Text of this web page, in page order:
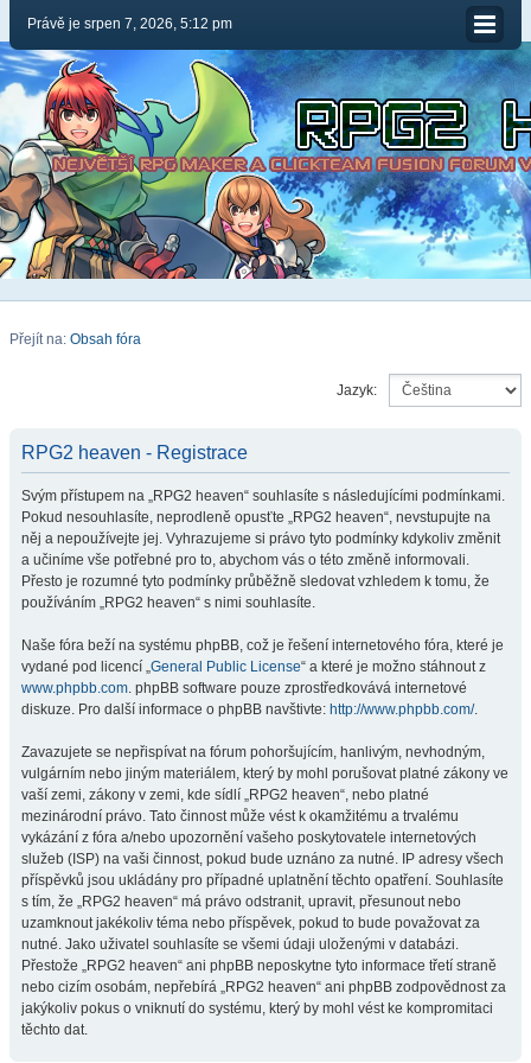
Právě je srpen 7, 2026, 5:12 pm
Přejít na: Obsah fóra
Jazyk:
RPG2 heaven - Registrace
Svým přístupem na „RPG2 heaven“ souhlasíte s následujícími podmínkami.
Pokud nesouhlasíte, neprodleně opusťte „RPG2 heaven“, nevstupujte na
něj a nepoužívejte jej. Vyhrazujeme si právo tyto podmínky kdykoliv změnit
a učiníme vše potřebné pro to, abychom vás o této změně informovali.
Přesto je rozumné tyto podmínky průběžně sledovat vzhledem k tomu, že
používáním „RPG2 heaven“ s nimi souhlasíte.
Naše fóra beží na systému phpBB, což je řešení internetového fóra, které je
vydané pod licencí „General Public License“ a které je možno stáhnout z
www.phpbb.com. phpBB software pouze zprostředkovává internetové
diskuze. Pro další informace o phpBB navštivte: http://www.phpbb.com/.
Zavazujete se nepřispívat na fórum pohoršujícím, hanlivým, nevhodným,
vulgárním nebo jiným materiálem, který by mohl porušovat platné zákony ve
vaší zemi, zákony v zemi, kde sídlí „RPG2 heaven“, nebo platné
mezinárodní právo. Tato činnost může vést k okamžitému a trvalému
vykázání z fóra a/nebo upozornění vašeho poskytovatele internetových
služeb (ISP) na vaši činnost, pokud bude uznáno za nutné. IP adresy všech
příspěvků jsou ukládány pro případné uplatnění těchto opatření. Souhlasíte
s tím, že „RPG2 heaven“ má právo odstranit, upravit, přesunout nebo
uzamknout jakékoliv téma nebo příspěvek, pokud to bude považovat za
nutné. Jako uživatel souhlasíte se všemi údaji uloženými v databázi.
Přestože „RPG2 heaven“ ani phpBB neposkytne tyto informace třetí straně
nebo cizím osobám, nepřebírá „RPG2 heaven“ ani phpBB zodpovědnost za
jakýkoliv pokus o vniknutí do systému, který by mohl vést ke kompromitaci
těchto dat.